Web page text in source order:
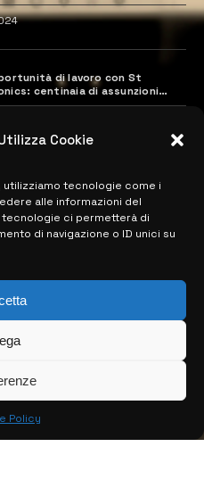
Cookie
tecnologie come i
alle informazioni del
ci permetterà di
di navigazione o ID unici su
Policy
di lavoro con St
centinaia di assunzioni